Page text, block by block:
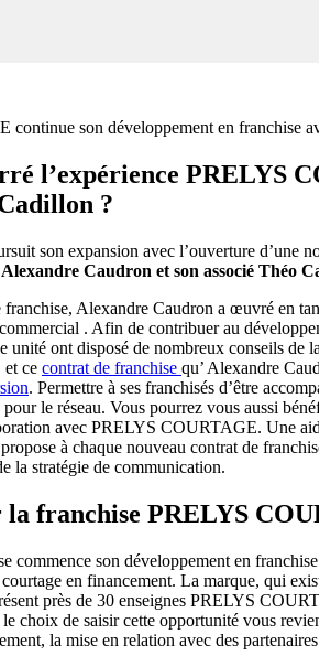
l’expérience PRELYS
?
son expansion avec l’ouverture d’une
Alexandre Caudron et son associé Théo
Alexandre Caudron a œuvré en
. Afin de contribuer au
unité ont disposé de nombreux conseils de
ce contrat de franchise qu’ Alexandre
. Permettre à ses franchisés d’être
le réseau. Vous pourrez vous aussi
avec PRELYS COURTAGE. Une
à chaque nouveau contrat de
la stratégie de communication.
la franchise PRELYS
commence son développement en
en financement. La marque, qui
près de 30 enseignes PRELYS
choix de saisir cette opportunité vous
la mise en relation avec des